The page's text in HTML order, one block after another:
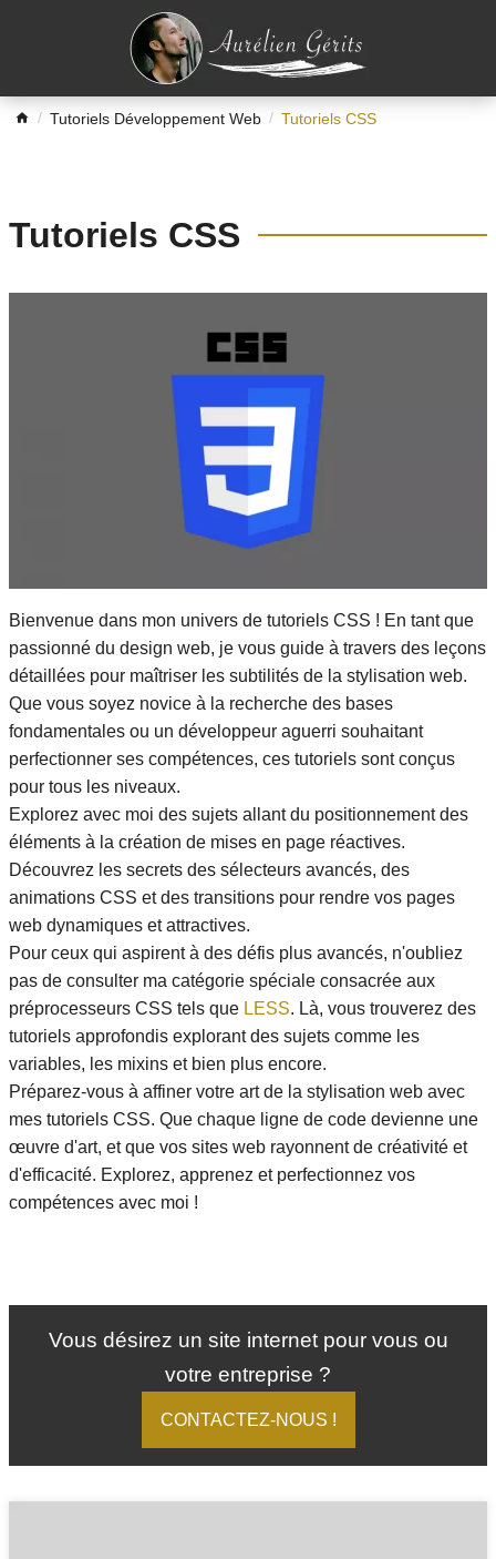
Tutoriels Développement Web Tutoriels CSS
Tutoriels CSS
Bienvenue dans mon univers de tutoriels CSS ! En tant que
passionné du design web, je vous guide à travers des leçons
détaillées pour maîtriser les subtilités de la stylisation web.
Que vous soyez novice à la recherche des bases
fondamentales ou un développeur aguerri souhaitant
perfectionner ses compétences, ces tutoriels sont conçus
pour tous les niveaux.
Explorez avec moi des sujets allant du positionnement des
éléments à la création de mises en page réactives.
Découvrez les secrets des sélecteurs avancés, des
animations CSS et des transitions pour rendre vos pages
web dynamiques et attractives.
Pour ceux qui aspirent à des défis plus avancés, n'oubliez
pas de consulter ma catégorie spéciale consacrée aux
préprocesseurs CSS tels que LESS. Là, vous trouverez des
tutoriels approfondis explorant des sujets comme les
variables, les mixins et bien plus encore.
Préparez-vous à affiner votre art de la stylisation web avec
mes tutoriels CSS. Que chaque ligne de code devienne une
œuvre d'art, et que vos sites web rayonnent de créativité et
d'efficacité. Explorez, apprenez et perfectionnez vos
compétences avec moi !
Vous désirez un site internet pour vous ou
votre entreprise ?
CONTACTEZ-NOUS !